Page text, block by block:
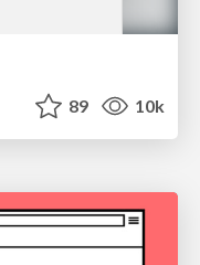
89 10k